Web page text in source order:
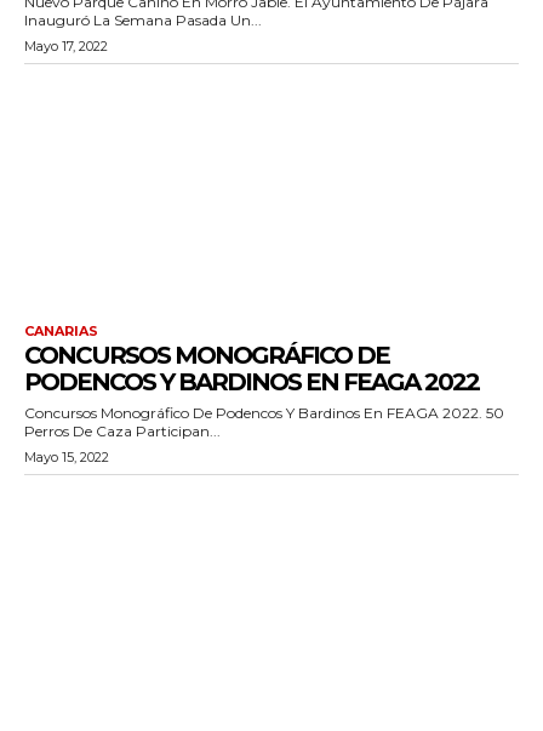
Inauguró La Semana Pasada Un...
Mayo 17, 2022
CANARIAS
CONCURSOS MONOGRÁFICO DE
PODENCOS Y BARDINOS EN FEAGA 2022
Concursos Monográfico De Podencos Y Bardinos En FEAGA 2022. 50
Perros De Caza Participan...
Mayo 15, 2022